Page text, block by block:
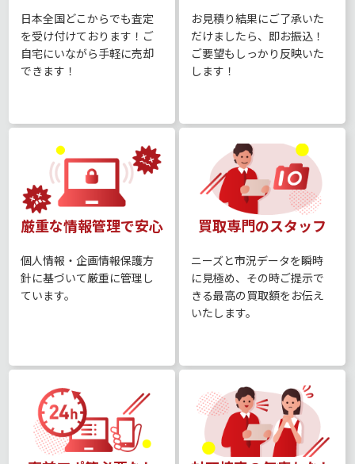
日本全国どこからでも査定
を受け付けております！ご
自宅にいながら手軽に売却
できます！
お⾒積り結果にご了承いた
だけましたら、即お振込！
ご要望もしっかり反映いた
します！
厳重な情報管理で安心
個⼈情報・企画情報保護⽅
針に基づいて厳重に管理し
ています。
買取専門のスタッフ
ニーズと市況データを瞬時
に見極め、その時ご提示で
きる最高の買取額をお伝え
いたします。